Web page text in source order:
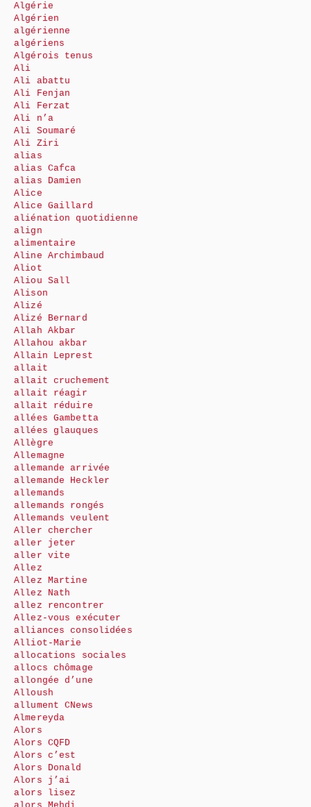
Algérie
Algérien
algérienne
algériens
Algérois tenus
Ali
Ali abattu
Ali Fenjan
Ali Ferzat
Ali n’a
Ali Soumaré
Ali Ziri
alias
alias Cafca
alias Damien
Alice
Alice Gaillard
aliénation quotidienne
align
alimentaire
Aline Archimbaud
Aliot
Aliou Sall
Alison
Alizé
Alizé Bernard
Allah Akbar
Allahou akbar
Allain Leprest
allait
allait cruchement
allait réagir
allait réduire
allées Gambetta
allées glauques
Allègre
Allemagne
allemande arrivée
allemande Heckler
allemands
allemands rongés
Allemands veulent
Aller chercher
aller jeter
aller vite
Allez
Allez Martine
Allez Nath
allez rencontrer
Allez-vous exécuter
alliances consolidées
Alliot-Marie
allocations sociales
allocs chômage
allongée d’une
Alloush
allument CNews
Almereyda
Alors
Alors CQFD
Alors c’est
Alors Donald
Alors j’ai
alors lisez